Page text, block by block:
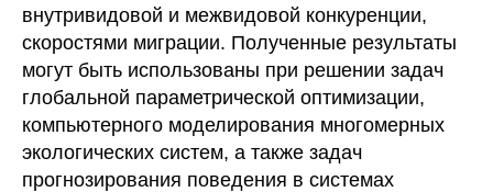
внутривидовой и межвидовой конкуренции,
скоростями миграции. Полученные результаты
могут быть использованы при решении задач
глобальной параметрической оптимизации,
компьютерного моделирования многомерных
экологических систем, а также задач
прогнозирования поведения в системах